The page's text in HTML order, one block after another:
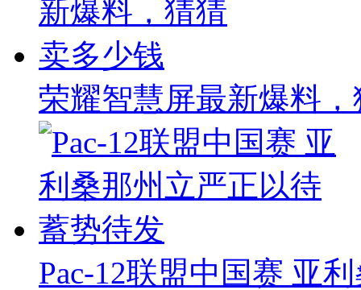
荣耀智慧屏最新爆料
Pac-12联盟中国赛 亚